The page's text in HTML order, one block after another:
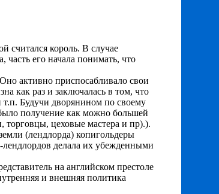
считался король. В случае
часть его начала понимать, что
активно приспосабливало свои
как раз и заключалась в том, что
Будучи дворянином по своему
получение как можно большей
торговцы, цеховые мастера и пр).).
(лендлорда) копигольдеры
лендлордов делала их убежденными
на английском престоле
и внешняя политика